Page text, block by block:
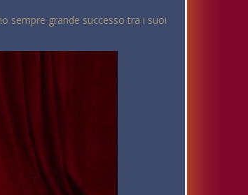
sempre grande successo tra i suoi